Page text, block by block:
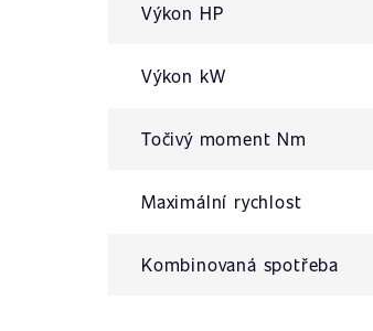
Výkon HP
Výkon kW
Točivý moment Nm
Maximální rychlost
Kombinovaná spotřeba